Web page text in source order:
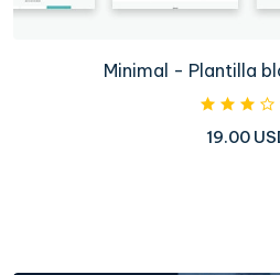
Minimal - Plantilla
19.00